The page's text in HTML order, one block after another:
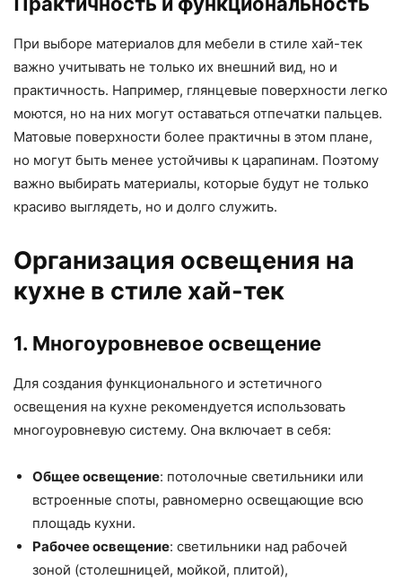
При выборе материалов для мебели в стиле хай-тек
важно учитывать не только их внешний вид, но и
практичность. Например, глянцевые поверхности легко
моются, но на них могут оставаться отпечатки пальцев.
Матовые поверхности более практичны в этом плане,
но могут быть менее устойчивы к царапинам. Поэтому
важно выбирать материалы, которые будут не только
красиво выглядеть, но и долго служить.
Организация освещения на
кухне в стиле хай-тек
1. Многоуровневое освещение
Для создания функционального и эстетичного
освещения на кухне рекомендуется использовать
многоуровневую систему. Она включает в себя:
Общее освещение: потолочные светильники или
встроенные споты, равномерно освещающие всю
площадь кухни.
Рабочее освещение: светильники над рабочей
зоной (столешницей, мойкой, плитой),